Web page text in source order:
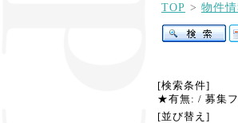
TOP 物件情
[検索条件]
★有無: / 募集
[並び替え]